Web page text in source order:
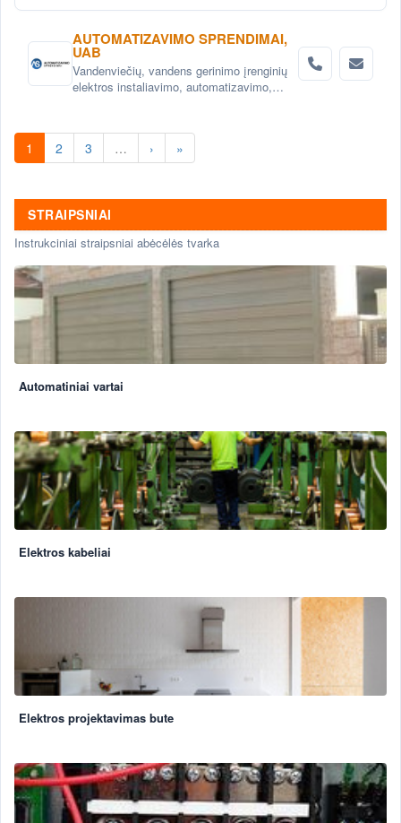
AUTOMATIZAVIMO SPRENDIMAI,
UAB
Vandenviečių, vandens gerinimo įrenginių
elektros instaliavimo, automatizavimo,
automatizavimas.
1 2 3 … › »
STRAIPSNIAI
Instrukciniai straipsniai abėcėlės tvarka
Automatiniai vartai
Elektros kabeliai
Elektros projektavimas bute